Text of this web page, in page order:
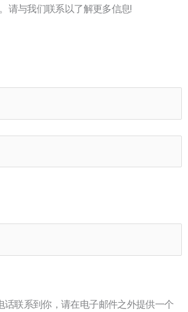
请与我们联系以了解更多信息!
话联系到你，请在电子邮件之外提供一个